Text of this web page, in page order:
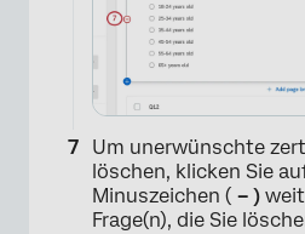
Um unerwünschte
löschen, klicken Sie
Minuszeichen ( – )
Frage(n), die Sie